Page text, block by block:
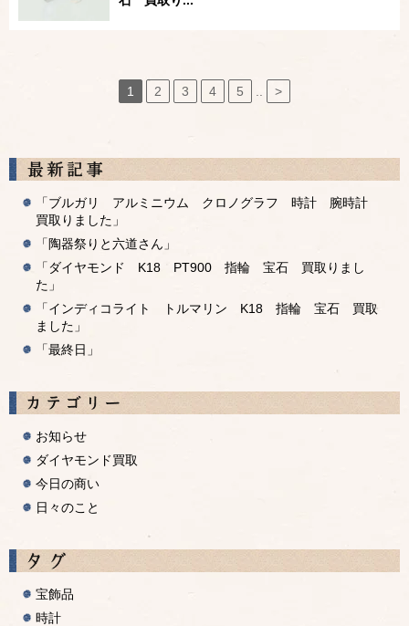
1 2 3 4 5 >
「ブルガリ アルミニウム クロノグラフ 時計 腕時計
買取りました」
「陶器祭りと六道さん」
「ダイヤモンド K18 PT900 指輪 宝石 買取りまし
た」
「インディコライト トルマリン K18 指輪 宝石 買取
ました」
「最終日」
お知らせ
ダイヤモンド買取
今日の商い
日々のこと
宝飾品
時計